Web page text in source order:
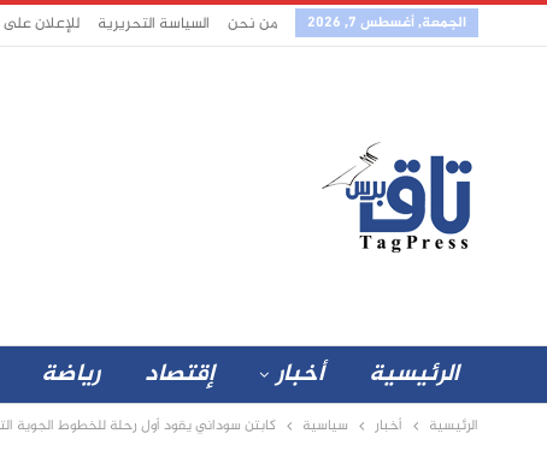
الجمعة, أغسطس 7, 2026 من نحن السياسة التحريرية للإعلان
الرئيسية أخبار إقتصاد رياضة
الرئيسية أخبار سياسية كابتن سوداني يقود أول رحلة للخطوط الجوية